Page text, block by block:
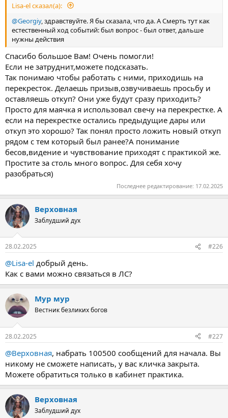
Lisa-el сказал(а):
@Georgiy, здравствуйте. Я бы сказала, что да. А Смерть тут как
естественный ход событий: был вопрос - был ответ, дальше
нужны действия
Спасибо большое Вам! Очень помогли!
Если не затруднит,можете подсказать.
Так понимаю чтобы работать с ними, приходишь на
перекресток. Делаешь призыв,озвучиваешь просьбу и
оставляешь откуп? Они уже будут сразу приходить?
Просто для маячка я использовал свечу на перекрестке. А
если на перекрестке остались предыдущие дары или
откуп это хорошо? Так понял просто ложить новый откуп
рядом с тем который был ранее?А понимание
бесов,видение и чувствование приходят с практикой же.
Простите за столь много вопрос. Для себя хочу
разобраться)
Последнее редактирование: 17.02.2025
Верховная
Заблудший дух
28.02.2025 #226
@Lisa-el добрый день.
Как с вами можно связаться в ЛС?
Мур мур
Вестник безликих богов
28.02.2025 #227
@Верховная, набрать 100500 сообщений для начала. Вы
никому не сможете написать, у вас кличка закрыта.
Можете обратиться только в кабинет практика.
Верховная
Заблудший дух